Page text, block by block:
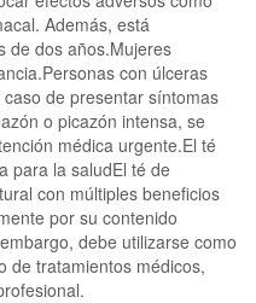
Además, está
de dos años.Mujeres
con úlceras
de presentar síntomas
o picazón intensa, se
médica urgente.El té
para la saludEl té de
con múltiples beneficios
por su contenido
debe utilizarse como
de tratamientos médicos,